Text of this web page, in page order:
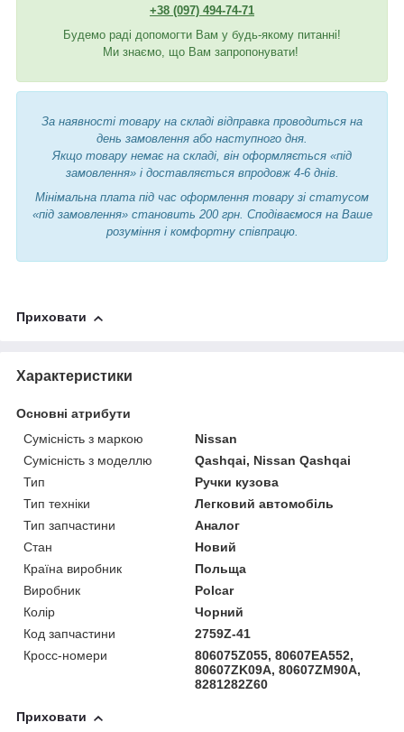
+38 (097) 494-74-71
Будемо раді допомогти Вам у будь-якому питанні!
Ми знаємо, що Вам запропонувати!
За наявності товару на складі відправка проводиться на
день замовлення або наступного дня.
Якщо товару немає на складі, він оформляється «під
замовлення» і доставляється впродовж 4-6 днів.
Мінімальна плата під час оформлення товару зі статусом
«під замовлення» становить 200 грн. Сподіваємося на Ваше
розуміння і комфортну співпрацю.
Приховати
Характеристики
Основні атрибути
Сумісність з маркою
Nissan
Сумісність з моделлю
Qashqai, Nissan Qashqai
Тип
Ручки кузова
Тип техніки
Легковий автомобіль
Тип запчастини
Аналог
Стан
Новий
Країна виробник
Польща
Виробник
Polcar
Колір
Чорний
Код запчастини
2759Z-41
Кросс-номери
806075Z055, 80607EA552,
80607ZK09A, 80607ZM90A,
8281282Z60
Приховати